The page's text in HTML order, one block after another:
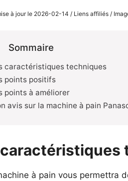
à jour le 2026-02-14 / Liens affiliés /
Sommaire
caractéristiques techniques
points positifs
points à améliorer
avis sur la machine à pain
à pain vous permettra